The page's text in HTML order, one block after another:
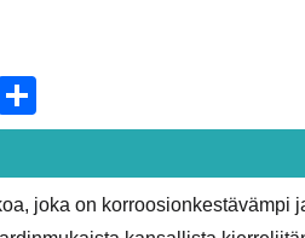
Share
joka on korroosionkestävämpi